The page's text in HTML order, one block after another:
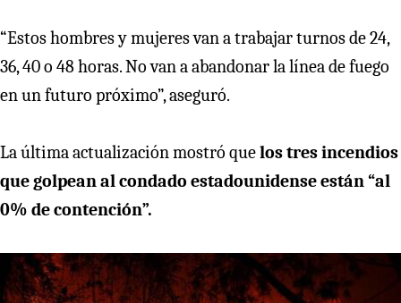
“Estos hombres y mujeres van a trabajar turnos de 24,
36, 40 o 48 horas. No van a abandonar la línea de fuego
en un futuro próximo”, aseguró.
La última actualización mostró quelos tres incendios
que golpean al condado estadounidense están “al
0% de contención”.